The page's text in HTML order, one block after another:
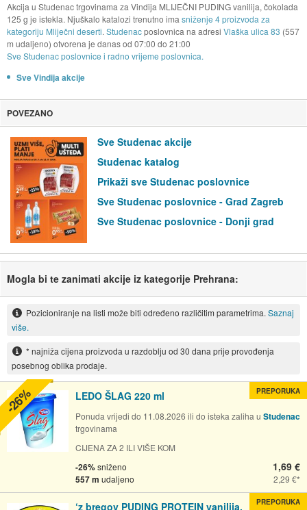
Akcija u Studenac trgovinama za Vindija MLIJEČNI PUDING vanilija, čokolada
125 g je istekla. Njuškalo katalozi trenutno ima sniženje 4 proizvoda za
kategoriju Mliječni deserti. Studenacposlovnica na adresi Vlaška ulica 83 (557
m udaljeno) otvorena je danas od 07:00 do 21:00
Sve Studenac poslovnice i radno vrijeme poslovnica.
Sve Vindija akcije
POVEZANO
Sve Studenac akcije
Studenac katalog
Prikaži sve Studenac poslovnice
Sve Studenac poslovnice - Grad Zagreb
Sve Studenac poslovnice - Donji grad
Mogla bi te zanimati akcije iz kategorije Prehrana:
Pozicioniranje na listi može biti određeno različitim parametrima. Saznaj
više.
* najniža cijena proizvoda u razdoblju od 30 dana prije provođenja
posebnog oblika prodaje.
LEDO ŠLAG 220 ml
Ponuda vrijedi do 11.08.2026 ili do isteka zaliha u Studenac
trgovinama
CIJENA ZA 2 ILI VIŠE KOM
-26%sniženo
557 m udaljeno
1,69 €
2,29 €
PREPORUKA
-26%
‘z bregov PUDING PROTEIN vanilija,
PREPORUKA